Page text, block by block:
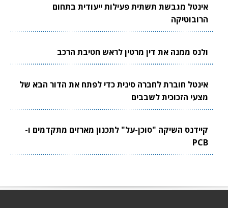
אינטל מגבשת תשתית פעילות ייעודית בתחום
הרובוטיקה
ולנס ממנה את דין מרטין לראש חטיבת הרכב
אינטל חוברת לחברה סינית כדי לפתח את הדור הבא של
מצעי הזכוכית לשבבים
קיידנס השיקה "סוכן-על" לתכנון מארזים מתקדמים ו-
PCB